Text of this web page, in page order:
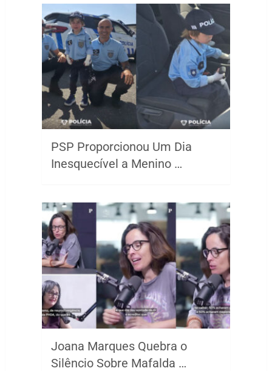
PSP Proporcionou Um Dia
Inesquecível a Menino …
Joana Marques Quebra o
Silêncio Sobre Mafalda …